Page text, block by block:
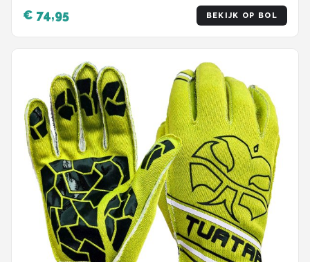
€ 74,95 BEKIJK OP BOL